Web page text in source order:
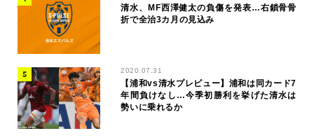
清水、MF西澤健太の負傷を発表…右鎖骨骨
折で全治3カ月の見込み
2020.07.31
【浦和vs清水プレビュー】浦和は同カード7
年間負けなし…今季初勝利を挙げた清水は
勢いに乗れるか